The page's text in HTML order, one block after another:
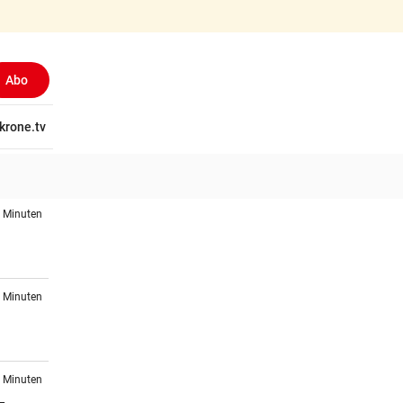
Abo
krone.tv
Minuten
Minuten
Minuten